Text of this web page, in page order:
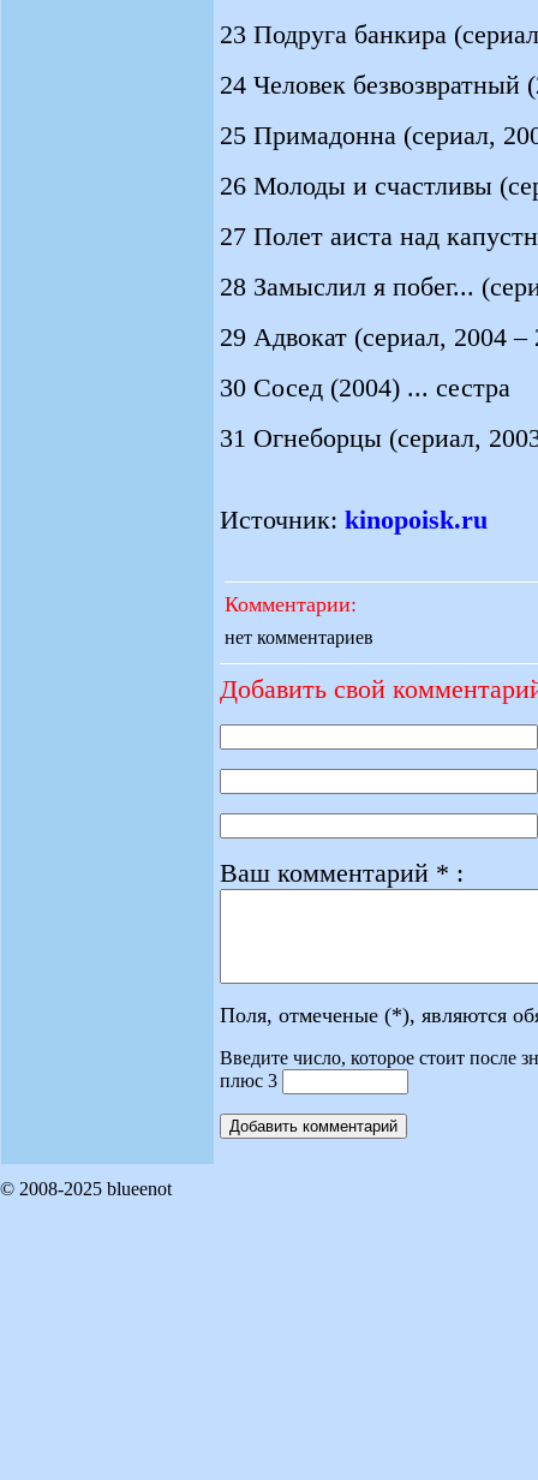
23 Подруга банкира
24 Человек безвозвратный
25 Примадонна (сериал,
26 Молоды и счастливы
27 Полет аиста над
28 Замыслил я побег...
29 Адвокат (сериал, 2004
30 Сосед (2004) ... сестра
31 Огнеборцы (сериал,
Источник: kinopoisk.ru
Комментарии:
нет комментариев
Добавить свой
Ваш комментарий * :
Поля, отмеченые (*), являются
Введите число, которое стоит после
плюс 3
© 2008-2025 blueenot